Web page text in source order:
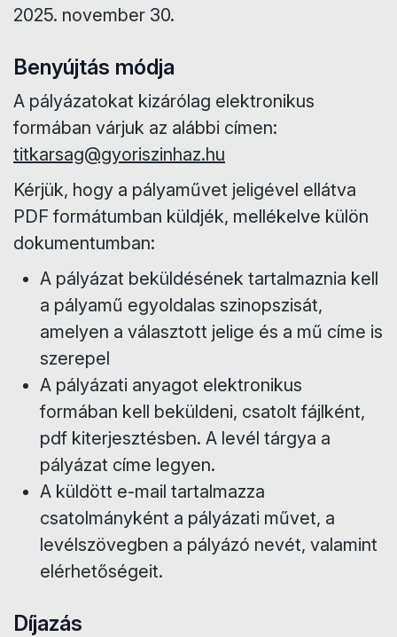
2025. november 30.
Benyújtás módja
A pályázatokat kizárólag elektronikus
formában várjuk az alábbi címen:
titkarsag@gyoriszinhaz.hu
Kérjük, hogy a pályaművet jeligével ellátva
PDF formátumban küldjék, mellékelve külön
dokumentumban:
A pályázat beküldésének tartalmaznia kell
a pályamű egyoldalas szinopszisát,
amelyen a választott jelige és a mű címe is
szerepel
A pályázati anyagot elektronikus
formában kell beküldeni, csatolt fájlként,
pdf kiterjesztésben. A levél tárgya a
pályázat címe legyen.
A küldött e-mail tartalmazza
csatolmányként a pályázati művet, a
levélszövegben a pályázó nevét, valamint
elérhetőségeit.
Díjazás